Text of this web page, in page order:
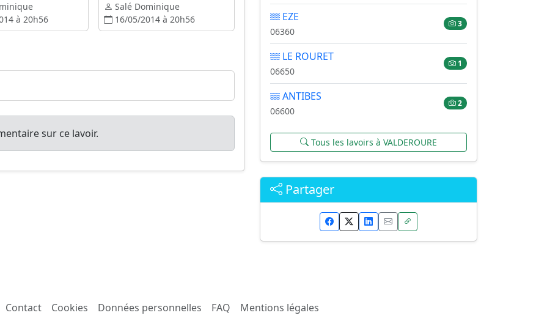
à 20h56
Salé Dominique
16/05/2014 à 20h56
sur ce lavoir.
EZE
06360
3
LE ROURET
06650
1
ANTIBES
06600
2
Tous les lavoirs à VALDEROURE
Partager
Contact Cookies Données personnelles FAQ Mentions légales